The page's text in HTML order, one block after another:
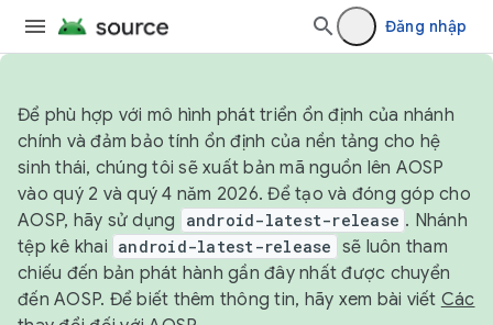
Đăng nhập
Để phù hợp với mô hình phát triển ổn định của nhánh
chính và đảm bảo tính ổn định của nền tảng cho hệ
sinh thái, chúng tôi sẽ xuất bản mã nguồn lên AOSP
vào quý 2 và quý 4 năm 2026. Để tạo và đóng góp cho
AOSP, hãy sử dụng
android-latest-release . Nhánh
tệp kê khai android-latest-release sẽ luôn tham
chiếu đến bản phát hành gần đây nhất được chuyển
đến AOSP. Để biết thêm thông tin, hãy xem bài viết Các